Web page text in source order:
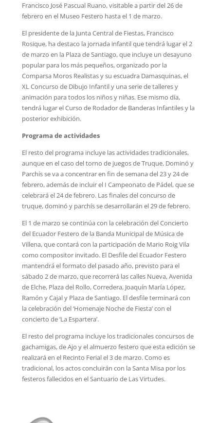
Francisco José Pascual Ruano, visitable a partir del 26 de
febrero en el Museo Festero hasta el 1 de marzo.
El presidente de la Junta Central de Fiestas, Francisco
Rosique, ha destaco la jornada infantil que tendrá lugar el 2
de marzo en la Plaza de Santiago, que incluye un desayuno
popular para los más pequeños, organizado por la
Comparsa Moros Realistas y su escuadra Damasquinas, el
XL Concurso de Dibujo Infantil y una serie de talleres y
animación para todos los niños y niñas. Ese mismo día,
tendrá lugar el Curso de Rodador de Banderas Infantiles y la
posterior exhibición.
Programa de actividades
El resto del programa incluye las actividades tradicionales,
aunque en el caso del torno de juegos de Truque, Dominó y
Parchís se va a concentrar en fin de semana del 23 y 24 de
febrero, además de incluir el I Campeonato de Pádel, que se
celebrará el 24 de febrero. Las finales del concurso de
truque, dominó y parchís se desarrollarán el 29 de febrero.
El 1 de marzo se continúa con la celebración del Concierto
del Ecuador Festero de la Banda Municipal de Música de
Villena, que contará con la participación de Mario Roig Vila
como compositor invitado. El Desfile del Ecuador Festero
mantendrá el formato del pasado año, previsto para el
sábado 2 de marzo, que recorrerá las calles Nueva, Avenida
de Elche, Plaza del Rollo, Corredera, Joaquín María López,
Ramón y Cajal y Plaza de Santiago. El desfile terminará con
la celebración del ‘Homenaje Noche de Fiesta’ con el
concierto de ‘La Espartera’.
El resto del programa incluye los tradicionales concursos de
gachamigas, de Ajo y el almuerzo festero que esta edición se
realizará en el Recinto Ferial el 3 de marzo. Como es
tradicional, los actos concluirán con la Santa Misa por los
festeros fallecidos en el Santuario de Las Virtudes.